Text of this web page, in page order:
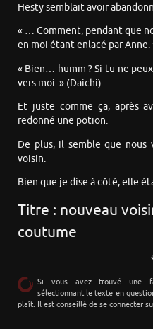
Hesty semblait avoir
« … Comment, pendant que
en moi étant enlacé par Anne.
« Bien… humm ? Si tu ne
vers moi. » (Daichi)
Et juste comme ça, après
redonné une potion.
De plus, il semble que nous
voisin.
Bien que je dise à côté, elle
Titre : nouveau
coutume
Si vous avez trouvé une
sélectionnant le texte en
plaît. Il est conseillé de se connecter